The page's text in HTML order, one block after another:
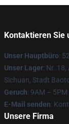
Kontaktieren Sie
Unser Hauptbüro:
Unser Lager: Nr.
Sichuan, Stadt
Geruch: 9AM –
E-Mail senden:
Unsere Firma